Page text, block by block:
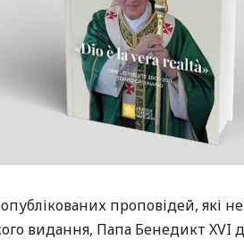
проповідей, які
видання, Папа Бенедикт XVI